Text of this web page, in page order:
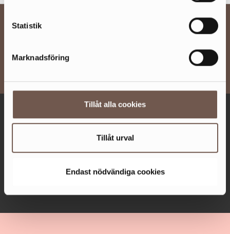
Statistik
Marknadsföring
Tillåt alla cookies
Tillåt urval
Endast nödvändiga cookies
ÖPPET IDAG 10-20